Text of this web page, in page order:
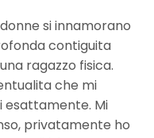
si innamorano
contiguita
ragazzo fisica.
che mi
esattamente. Mi
privatamente ho